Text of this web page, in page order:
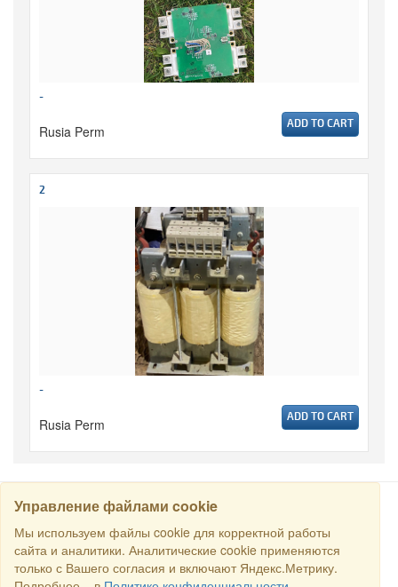
-
Rusia Perm ADD TO CART
2
-
Rusia Perm ADD TO CART
Управление файлами cookie
Мы используем файлы cookie для корректной работы
сайта и аналитики. Аналитические cookie применяются
только с Вашего согласия и включают Яндекс.Метрику.
CARI
Semua hak dilindungi undang-undang © 2016 Торговый Дом